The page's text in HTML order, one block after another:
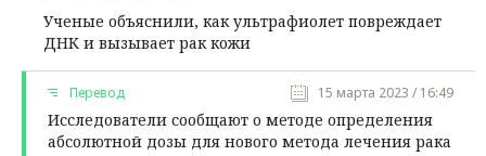
Ученые объяснили, как ультрафиолет повреждает
ДНК и вызывает рак кожи
Перевод 15 марта 2023 / 16:49
Исследователи сообщают о методе определения
абсолютной дозы для нового метода лечения рака